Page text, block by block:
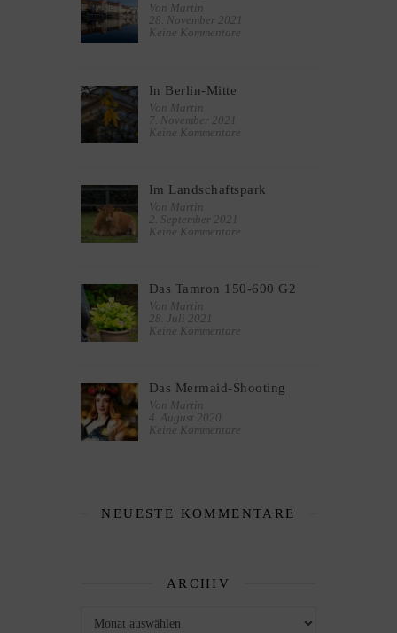
Von Martin
28. November 2021
Keine Kommentare
In Berlin-Mitte
Von Martin
7. November 2021
Keine Kommentare
Im Landschaftspark
Von Martin
2. September 2021
Keine Kommentare
Das Tamron 150-600 G2
Von Martin
28. Juli 2021
Keine Kommentare
Das Mermaid-Shooting
Von Martin
4. August 2020
Keine Kommentare
NEUESTE KOMMENTARE
ARCHIV